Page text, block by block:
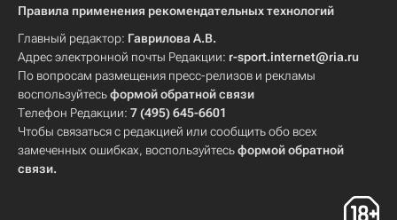
Правила применения рекомендательных технологий
Главный редактор: Гаврилова А.В.
Адрес электронной почты Редакции: r-sport.internet@ria.ru
По вопросам размещения пресс-релизов и рекламы
воспользуйтесьформой обратной связи
Телефон Редакции: 7 (495) 645-6601
Чтобы связаться с редакцией или сообщить обо всех
замеченных ошибках, воспользуйтесьформой обратной
связи.